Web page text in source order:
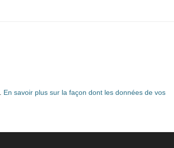
En savoir plus sur la façon dont les données de vos